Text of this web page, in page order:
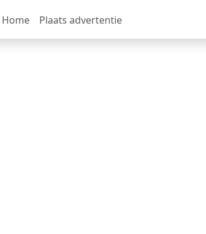
Home Plaats advertentie